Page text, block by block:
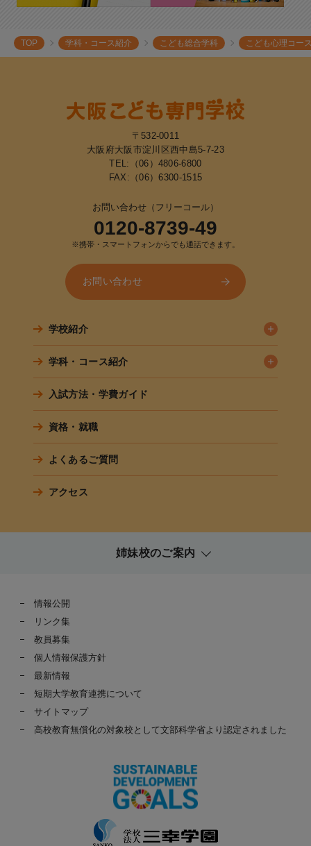
TOP 学科・コース紹介 こども総合学科 こども心理コー
〒532-0011
大阪府大阪市淀川区西中島5-7-23
TEL:
（06）4806-6800
FAX:（06）6300-1515
お問い合わせ（フリーコール）
0120-8739-49
※携帯・スマートフォンからでも通話できます。
お問い合わせ
学校紹介
学科・コース紹介
入試方法・学費ガイド
資格・就職
よくあるご質問
アクセス
姉妹校のご案内
情報公開
リンク集
教員募集
個人情報保護方針
最新情報
短期大学教育連携について
サイトマップ
高校教育無償化の対象校として文部科学省より認定されました